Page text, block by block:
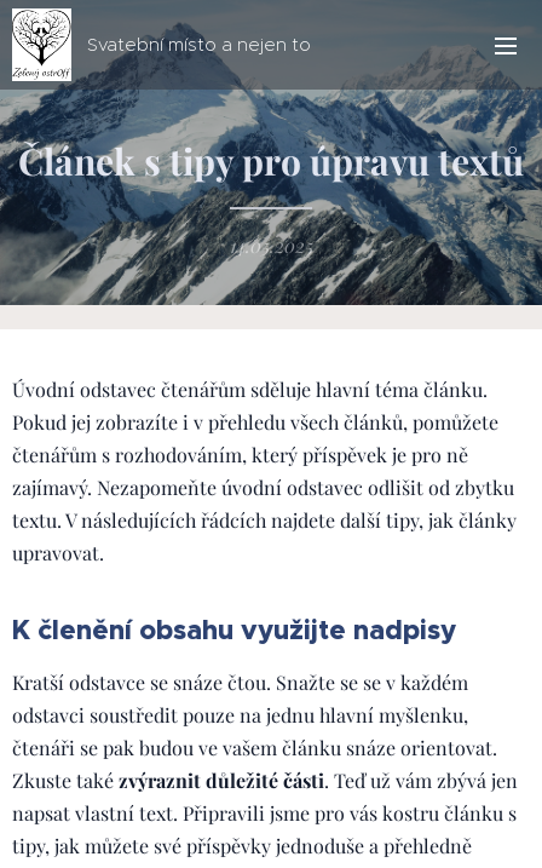
Svatební místo a nejen to
Článek s tipy pro úpravu textů
14.05.2025
Úvodní odstavec čtenářům sděluje hlavní téma článku.
Pokud jej zobrazíte i v přehledu všech článků, pomůžete
čtenářům s rozhodováním, který příspěvek je pro ně
zajímavý. Nezapomeňte úvodní odstavec odlišit od zbytku
textu. V následujících řádcích najdete další tipy, jak články
upravovat.
K členění obsahu využijte nadpisy
Kratší odstavce se snáze čtou. Snažte se se v každém
odstavci soustředit pouze na jednu hlavní myšlenku,
čtenáři se pak budou ve vašem článku snáze orientovat.
Zkuste takézvýraznit důležité části. Teď už vám zbývá jen
napsat vlastní text. Připravili jsme pro vás kostru článku s
tipy, jak můžete své příspěvky jednoduše a přehledně